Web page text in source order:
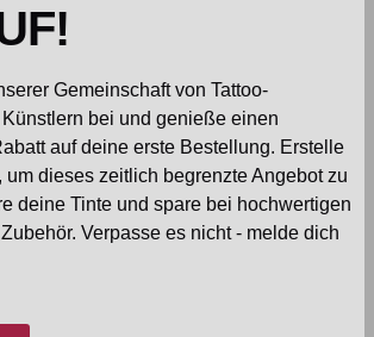
Gemeinschaft von Tattoo-
bei und genieße einen
auf deine erste Bestellung. Erstelle
dieses zeitlich begrenzte Angebot zu
deine Tinte und spare bei hochwertigen
Verpasse es nicht - melde dich